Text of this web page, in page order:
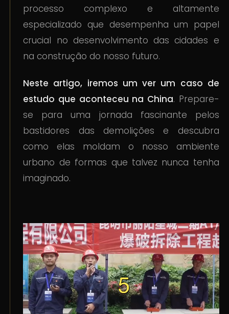
processo complexo e altamente
especializado que desempenha um papel
crucial no desenvolvimento das cidades e
na construção do nosso futuro.
Neste artigo, iremos um ver um caso de
estudo que aconteceu na China. Prepare-
se para uma jornada fascinante pelos
bastidores das demolições e descubra
como elas moldam o nosso ambiente
urbano de formas que talvez nunca tenha
imaginado.